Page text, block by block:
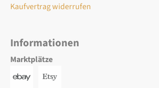
Kaufvertrag widerrufen
Informationen
Marktplätze